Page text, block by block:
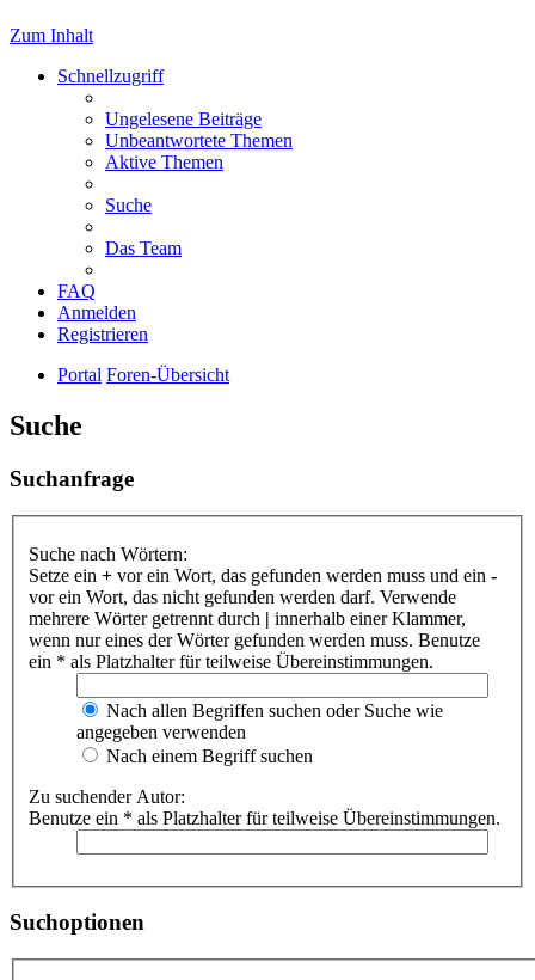
Zum Inhalt
Schnellzugriff
Ungelesene Beiträge
Unbeantwortete Themen
Aktive Themen
Suche
Das Team
FAQ
Anmelden
Registrieren
Portal Foren-Übersicht
Suche
Suchanfrage
Suche nach Wörtern:
Setze ein + vor ein Wort, das gefunden werden muss und ein -
vor ein Wort, das nicht gefunden werden darf. Verwende
mehrere Wörter getrennt durch | innerhalb einer Klammer,
wenn nur eines der Wörter gefunden werden muss. Benutze
ein * als Platzhalter für teilweise Übereinstimmungen.
Nach allen Begriffen suchen oder Suche wie
angegeben verwenden
Nach einem Begriff suchen
Zu suchender Autor:
Benutze ein * als Platzhalter für teilweise Übereinstimmungen.
Suchoptionen